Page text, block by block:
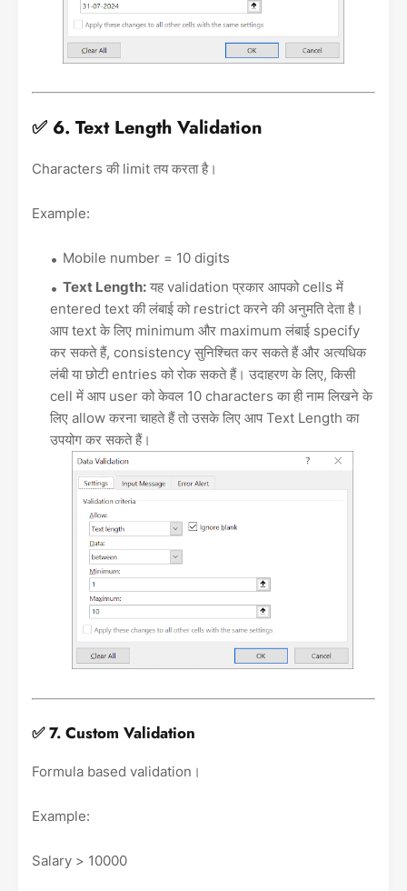
✅ 6. Text Length Validation
Characters की limit तय करता है।
Example:
Mobile number = 10 digits
Text Length: यह validation प्रकार आपको cells में
entered text की लंबाई को restrict करने की अनुमति देता है।
आप text के लिए minimum और maximum लंबाई specify
कर सकते हैं, consistency सुनिश्चित कर सकते हैं और अत्यधिक
लंबी या छोटी entries को रोक सकते हैं। उदाहरण के लिए, किसी
cell में आप user को केवल 10 characters का ही नाम लिखने के
लिए allow करना चाहते हैं तो उसके लिए आप Text Length का
उपयोग कर सकते हैं।
✅ 7. Custom Validation
Formula based validation।
Example:
Salary > 10000